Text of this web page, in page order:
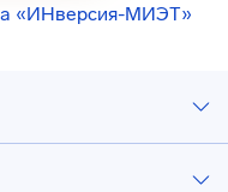
«ИНверсия-МИЭТ»